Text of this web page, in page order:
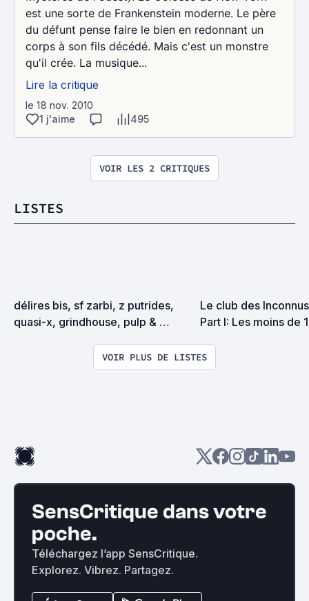
est une sorte de Frankenstein moderne. Le père
du défunt pense faire le bien en redonnant un
corps à son fils décédé. Mais c'est un monstre
qu'il crée. La musique...
Lire la critique
le 18 nov. 2010
1 j'aime
495
VOIR LES 2 CRITIQUES
LISTES
délires bis, sf zarbi, z putrides,
quasi-x, grindhouse, pulp &
Le club des
Part I: Les moins de
VOIR PLUS DE LISTES
SensCritique dans votre
poche.
Téléchargez l’app SensCritique.
Explorez. Vibrez. Partagez.